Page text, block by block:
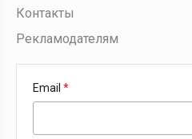
Контакты
Рекламодателям
Email